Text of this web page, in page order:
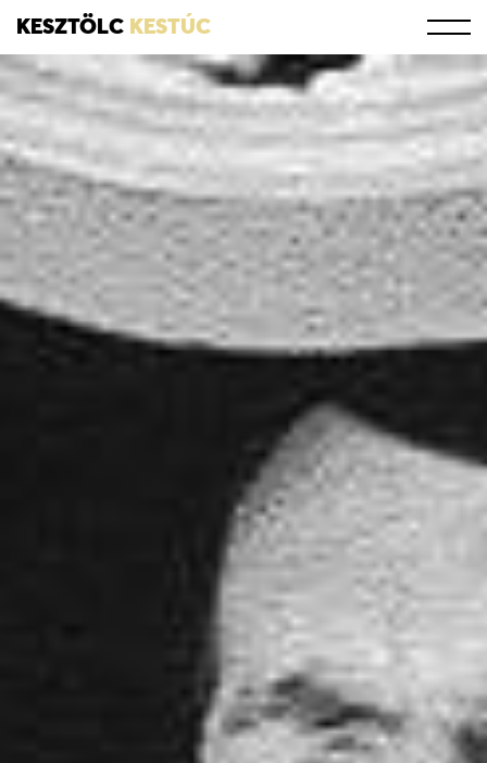
KESZTÖLC KESTÚC